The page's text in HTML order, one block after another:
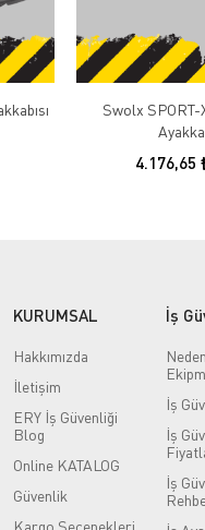
Swolx SPORT-
4.176,65
KURUMSAL
Hakkımızda
İletişim
ERY İş Güvenliği
Blog
Online KATALOG
Güvenlik
Kargo Seçenekleri
İş
İş
İş
İş